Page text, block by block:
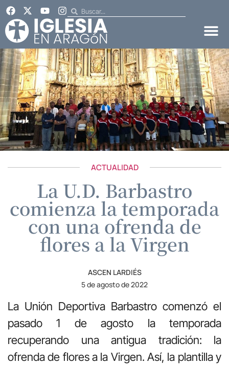
ACTUALIDAD
La U.D. Barbastro
comienza la temporada
con una ofrenda de
flores a la Virgen
ASCEN LARDIÉS
5 de agosto de 2022
La Unión Deportiva Barbastro comenzó el
pasado 1 de agosto la temporada
recuperando una antigua tradición: la
ofrenda de flores a la Virgen. Así, la plantilla y